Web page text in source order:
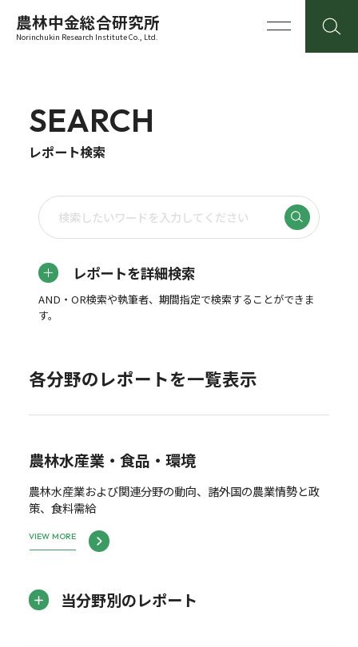
農林中金総合研究所
Norinchukin Research Institute Co., Ltd.
SEARCH
レポート検索
レポートを詳細検索
AND・OR検索や執筆者、期間指定で検索することができま
す。
各分野のレポートを一覧表示
農林水産業・食品・環境
農林水産業および関連分野の動向、諸外国の農業情勢と政
策、食料需給
VIEW MORE
当分野別のレポート